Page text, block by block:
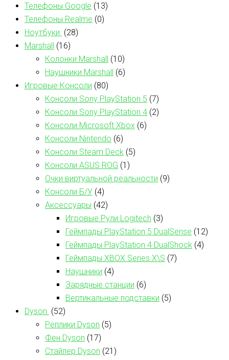
Телефоны Google (13)
Телефоны Realme (0)
Ноутбуки (28)
Marshall (16)
Колонки Marshall (10)
Наушники Marshall (6)
Игровые Консоли (80)
Консоли Sony PlayStation 5 (7)
Консоли Sony PlayStation 4 (2)
Консоли Microsoft Xbox (6)
Консоли Nintendo (6)
Консоли Steam Deck (5)
Консоли ASUS ROG (1)
Очки виртуальной реальности (9)
Консоли Б/У (4)
Аксессуары (42)
Игровые Рули Logitech (3)
Геймпады PlayStation 5 DualSense (12)
Геймпады PlayStation 4 DualShock (4)
Геймпады XBOX Series X\S (7)
Наушники (4)
Зарядные станции (6)
Вертикальные подставки (5)
Dyson (52)
Реплики Dyson (5)
Фен Dyson (17)
Стайлер Dyson (21)